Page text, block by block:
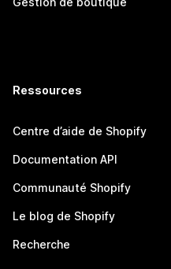
Ressources
Centre d’aide de Shopify
Documentation API
Communauté Shopify
Le blog de Shopify
Recherche